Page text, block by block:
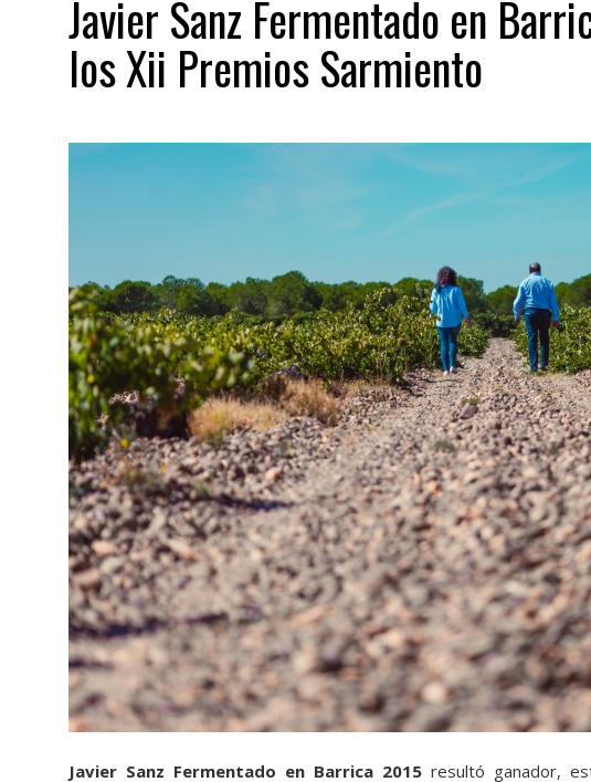
Javier Sanz Fermentado en
los Xii Premios Sarmiento
Javier Sanz Fermentado en Barrica 2015 resultó ganador,